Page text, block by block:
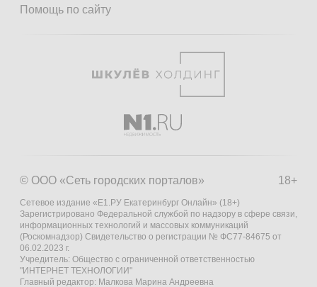
Помощь по сайту
18+
© ООО «Сеть городских порталов»
Сетевое издание «Е1.РУ Екатеринбург Онлайн» (18+)
Зарегистрировано Федеральной службой по надзору в сфере связи,
информационных технологий и массовых коммуникаций
(Роскомнадзор) Свидетельство о регистрации № ФС77-84675 от
06.02.2023 г.
Учредитель: Общество с ограниченной ответственностью
"ИНТЕРНЕТ ТЕХНОЛОГИИ"
Главный редактор: Малкова Марина Андреевна